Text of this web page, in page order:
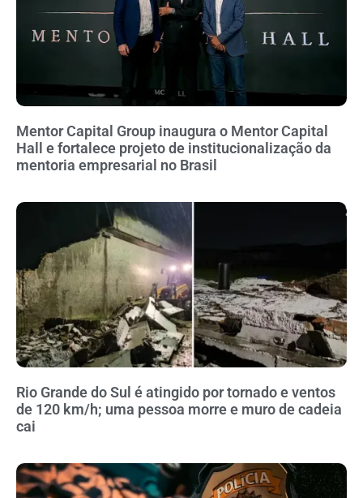
Mentor Capital Group inaugura o Mentor Capital
Hall e fortalece projeto de institucionalização da
mentoria empresarial no Brasil
Rio Grande do Sul é atingido por tornado e ventos
de 120 km/h; uma pessoa morre e muro de cadeia
cai